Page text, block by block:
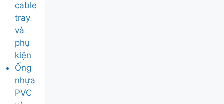
cable
tray
và
phụ
kiện
Ống
nhựa
PVC